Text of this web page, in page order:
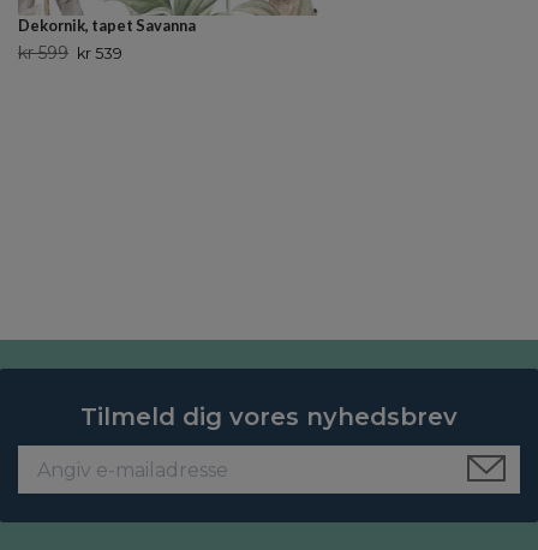
Dekornik, tapet Savanna
kr 599 kr 539
Tilmeld dig vores nyhedsbrev